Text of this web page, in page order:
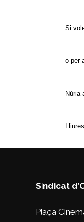
Si
o per
Núria
Sindicat
Plaça